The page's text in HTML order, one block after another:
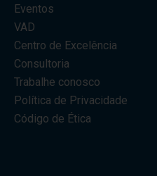
Eventos
VAD
Centro de Excelência
Consultoria
Trabalhe conosco
Política de Privacidade
Código de Ética